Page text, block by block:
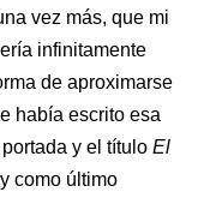
vez más, que mi
infinitamente
de aproximarse
había escrito esa
y el título El
como último